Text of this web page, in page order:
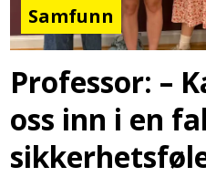
Samfunn
Professor: –
oss inn i en